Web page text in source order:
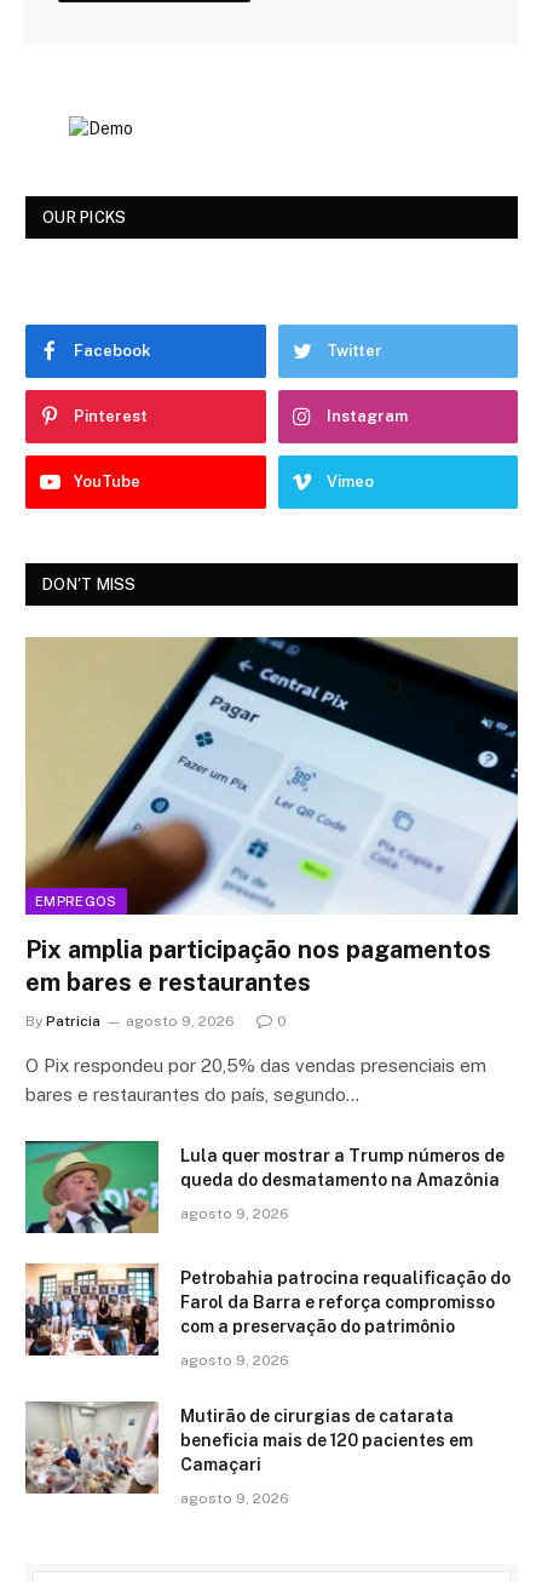
OUR PICKS
Facebook Twitter
Pinterest Instagram
YouTube Vimeo
DON'T MISS
EMPREGOS
Pix amplia participação nos pagamentos
em bares e restaurantes
By Patricia agosto 9, 2026 0
O Pix respondeu por 20,5% das vendas presenciais em
bares e restaurantes do país, segundo…
Lula quer mostrar a Trump números de
queda do desmatamento na Amazônia
agosto 9, 2026
Petrobahia patrocina requalificação do
Farol da Barra e reforça compromisso
com a preservação do patrimônio
agosto 9, 2026
Mutirão de cirurgias de catarata
beneficia mais de 120 pacientes em
Camaçari
agosto 9, 2026